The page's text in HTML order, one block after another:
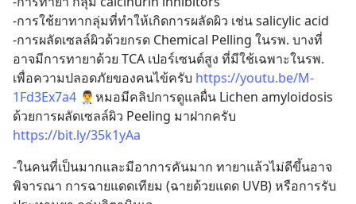
-การใช้ยาทากลุ่มที่ทำให้เกิดการผลัดผิว เช่น salicylic acid
-การผลัดเซลล์ผิวด้วยกรด Chemical Pelling ในรพ. บางที่
อาจมีการทายาด้วย TCA เปอร์เซนต์สูง ที่มีใช้เฉพาะในรพ.
เพื่อความปลอดภัยของคนไข้ครับ https://youtu.be/M-
1Fd3Ex7a4 👨‍⚕️หมอมีคลิปการดูแลผื่น Lichen amyloidosis
https://bit.ly/35k1yAa
-ในคนที่เป็นมากและมีอาการคันมาก ทายาแล้วไม่ดีขึ้นอาจ
พิจารณา การฉายแดดเทียม (ฉายด้วยแดด UVB) หรือการรับ